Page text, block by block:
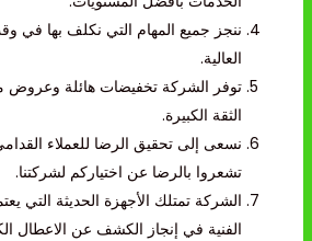
ننجز جميع المهام التي نكلف بها في
العالية.
توفر الشركة تخفيضات هائلة وعروض
الثقة الكبيرة.
نسعى إلى تحقيق الرضا للعملاء
تشعروا بالرضا عن اختياركم لشركتنا.
الشركة تمتلك الأجهزة الحديثة التي
الفنية في إنجاز الكشف عن الاعطال